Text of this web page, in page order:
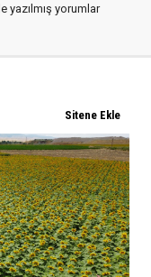
yazılmış yorumlar